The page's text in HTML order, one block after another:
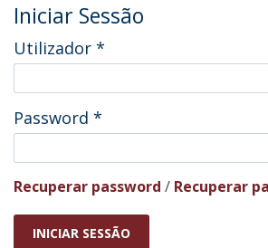
Iniciar Sessão
Utilizador *
Password *
Recuperar password / Recuperar
INICIAR SESSÃO